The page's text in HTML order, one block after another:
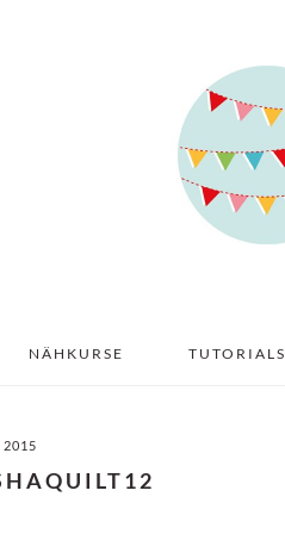
NÄHKURSE TUTORIALS
2015